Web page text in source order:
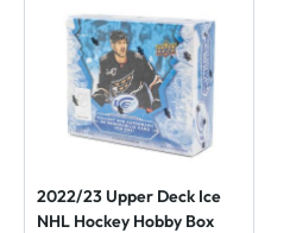
2022/23 Upper Deck Ice
NHL Hockey Hobby Box